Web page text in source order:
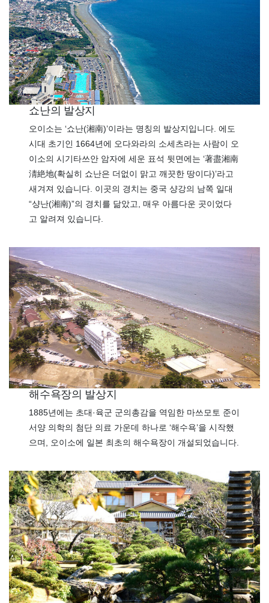
쇼난의 발상지
오이소는 ‘쇼난(湘南)’이라는 명칭의 발상지입니다. 에도
시대 초기인 1664년에 오다와라의 소세츠라는 사람이 오
이소의 시기타쓰안 암자에 세운 표석 뒷면에는 ‘著盡湘南
淸絶地(확실히 쇼난은 더없이 맑고 깨끗한 땅이다)’라고
새겨져 있습니다. 이곳의 경치는 중국 샹강의 남쪽 일대
“샹난(湘南)”의 경치를 닮았고, 매우 아름다운 곳이었다
고 알려져 있습니다.
해수욕장의 발상지
1885년에는 초대·육군 군의총감을 역임한 마쓰모토 준이
서양 의학의 첨단 의료 가운데 하나로 ‘해수욕’을 시작했
으며, 오이소에 일본 최초의 해수욕장이 개설되었습니다.